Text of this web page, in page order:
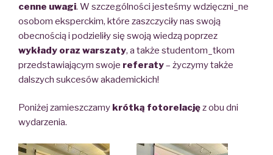
cenne uwagi. W szczególności jesteśmy wdzięczni_ne
osobom eksperckim, które zaszczyciły nas swoją
obecnością i podzieliły się swoją wiedzą poprzez
wykłady oraz warszaty, a także studentom_tkom
przedstawiającym swoje referaty– życzymy także
dalszych sukcesów akademickich!
Poniżej zamieszczamy krótką fotorelacjęz obu dni
wydarzenia.